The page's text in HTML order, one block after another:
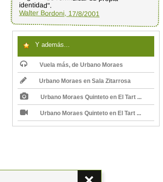
identidad".
Walter Bordoni, 17/8/2001
Y además...
Vuela más, de Urbano Moraes
Urbano Moraes en Sala Zitarrosa
Urbano Moraes Quinteto en El Tart ...
Urbano Moraes Quinteto en El Tart ...